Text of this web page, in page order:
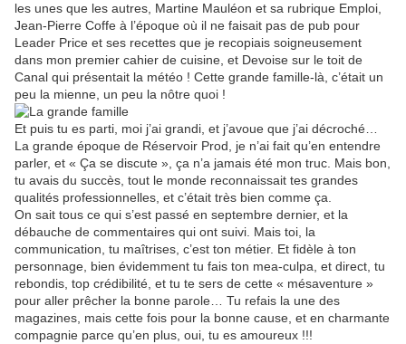
les unes que les autres, Martine Mauléon et sa rubrique Emploi,
Jean-Pierre Coffe à l’époque où il ne faisait pas de pub pour
Leader Price et ses recettes que je recopiais soigneusement
dans mon premier cahier de cuisine, et Devoise sur le toit de
Canal qui présentait la météo ! Cette grande famille-là, c’était un
peu la mienne, un peu la nôtre quoi !
Et puis tu es parti, moi j’ai grandi, et j’avoue que j’ai décroché…
La grande époque de Réservoir Prod, je n’ai fait qu’en entendre
parler, et « Ça se discute », ça n’a jamais été mon truc. Mais bon,
tu avais du succès, tout le monde reconnaissait tes grandes
qualités professionnelles, et c’était très bien comme ça.
On sait tous ce qui s’est passé en septembre dernier, et la
débauche de commentaires qui ont suivi. Mais toi, la
communication, tu maîtrises, c’est ton métier. Et fidèle à ton
personnage, bien évidemment tu fais ton mea-culpa, et direct, tu
rebondis, top crédibilité, et tu te sers de cette « mésaventure »
pour aller prêcher la bonne parole… Tu refais la une des
magazines, mais cette fois pour la bonne cause, et en charmante
compagnie parce qu’en plus, oui, tu es amoureux !!!